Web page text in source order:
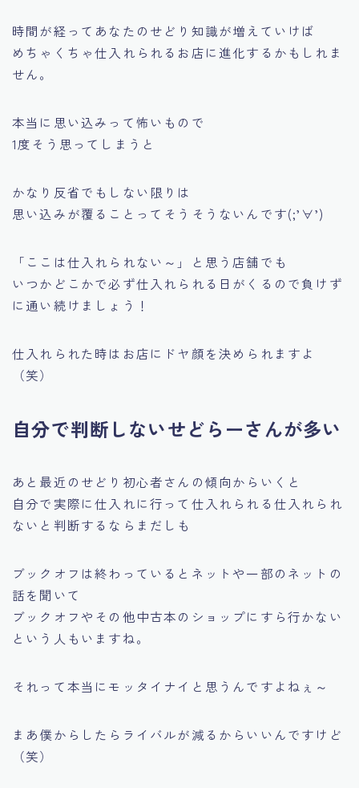
時間が経ってあなたのせどり知識が増えていけば
めちゃくちゃ仕入れられるお店に進化するかもしれま
せん。
本当に思い込みって怖いもので
1度そう思ってしまうと
かなり反省でもしない限りは
思い込みが覆ることってそうそうないんです(;’∀’)
「ここは仕入れられない～」
と思う店舗でも
いつかどこかで必ず仕入れられる日がくるので負けず
に通い続けましょう！
仕入れられた時はお店にドヤ顔を決められますよ
（笑）
自分で判断しないせどらーさんが多い
あと最近のせどり初心者さんの傾向からいくと
自分で実際に仕入れに行って仕入れられる仕入れられ
ないと判断するならまだしも
ブックオフは終わっている とネットや一部のネットの
話を聞いて
ブックオフやその他中古本のショップにすら行かない
という人もいますね。
それって本当にモッタイナイと思うんですよねぇ～
まあ僕からしたらライバルが減るからいいんですけど
（笑）